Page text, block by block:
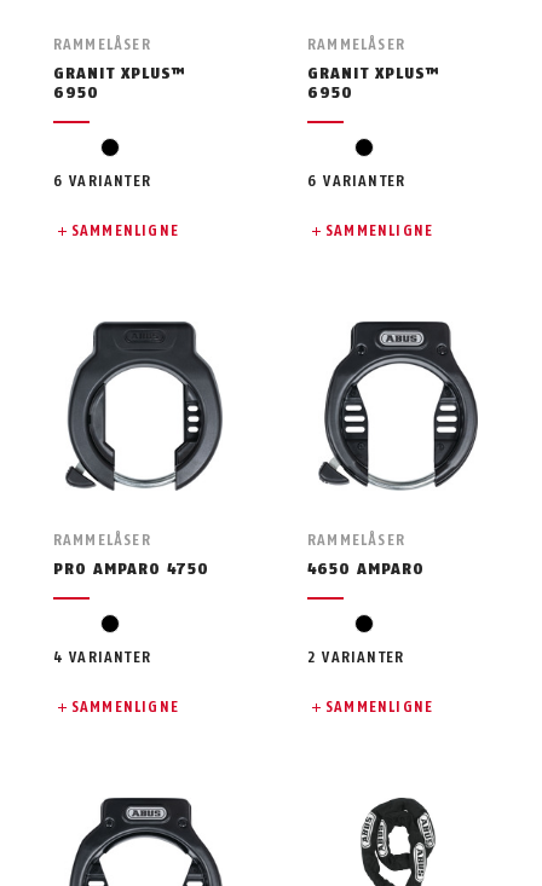
RAMMELÅSER
GRANIT XPLUS™
6950
svart
6 VARIANTER
SAMMENLIGNE
RAMMELÅSER
GRANIT XPLUS™
6950
svart
6 VARIANTER
SAMMENLIGNE
RAMMELÅSER
PRO AMPARO 4750
svart
4 VARIANTER
SAMMENLIGNE
RAMMELÅSER
4650 AMPARO
svart
2 VARIANTER
SAMMENLIGNE